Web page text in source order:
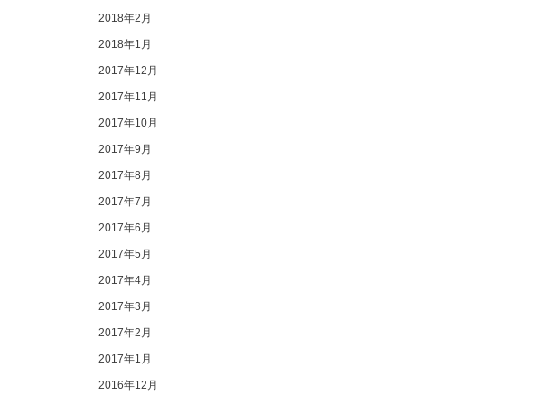
2018年2月
2018年1月
2017年12月
2017年11月
2017年10月
2017年9月
2017年8月
2017年7月
2017年6月
2017年5月
2017年4月
2017年3月
2017年2月
2017年1月
2016年12月